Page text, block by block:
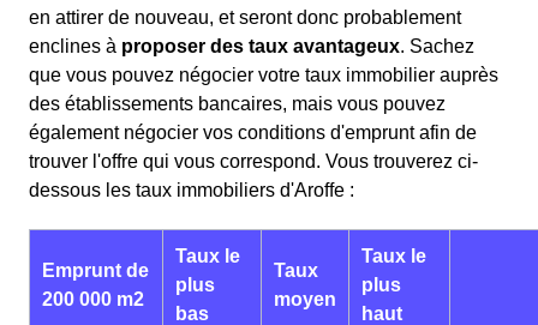
en attirer de nouveau, et seront donc probablement
enclines à proposer des taux avantageux. Sachez
que vous pouvez négocier votre taux immobilier auprès
des établissements bancaires, mais vous pouvez
également négocier vos conditions d'emprunt afin de
trouver l'offre qui vous correspond. Vous trouverez ci-
dessous les taux immobiliers d'Aroffe :
Emprunt de
200 000 m2
Taux le
plus
bas
Taux
moyen
Taux le
plus
haut